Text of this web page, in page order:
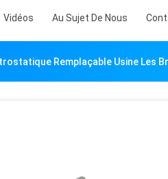
Vidéos Au Sujet De Nous
Remplaçable Usine Les